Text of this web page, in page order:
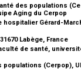
des populations
Aging du Cerpop
Gérard-
Labège, France
de santé,
(Cerpop),